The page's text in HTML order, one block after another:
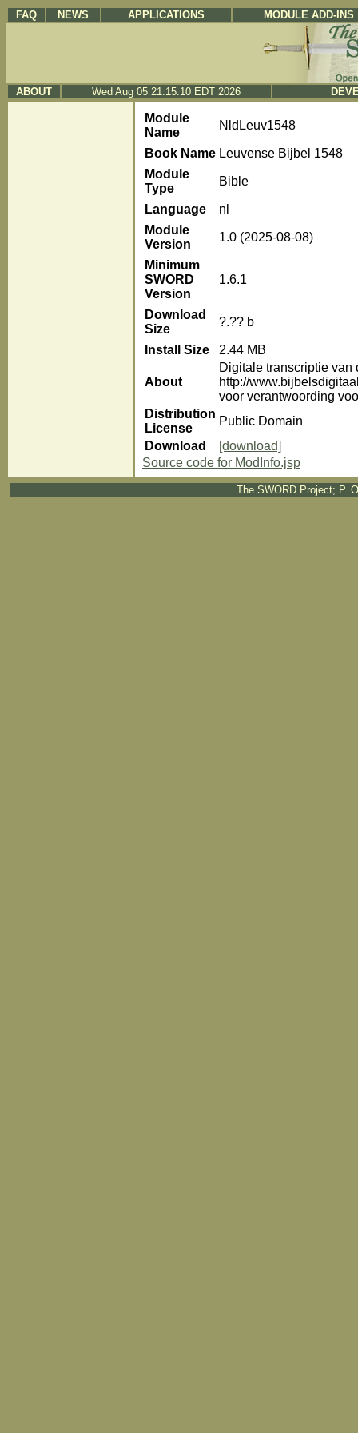
FAQ NEWS APPLICATIONS MODULE ADD-INS
ABOUT Wed Aug 05 21:15:10 EDT 2026
Module
Name
NldLeuv1548
Book Name Leuvense Bijbel 1548
Module
Type
Bible
Language
nl
Module
Version
1.0 (2025-08-08)
Minimum
SWORD
Version
1.6.1
Download
Size
?.?? b
Install Size 2.44 MB
About
Digitale transcriptie
http://
voor verantwoording
Distribution
License
Public Domain
Download
[download]
Source code for ModInfo.jsp
The SWORD Project; P.